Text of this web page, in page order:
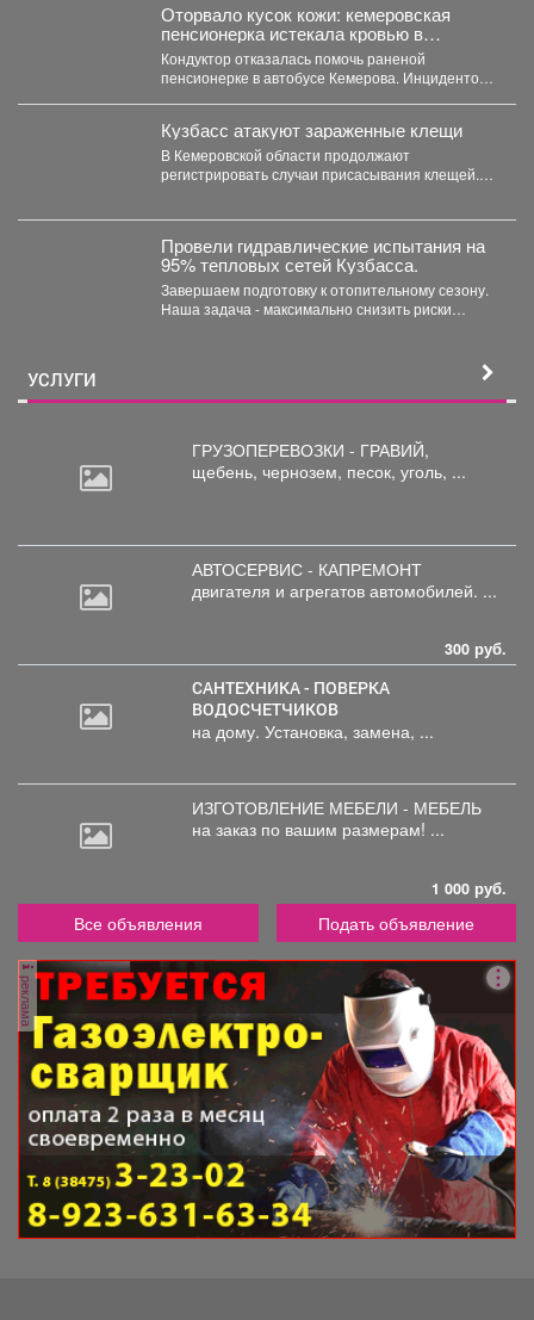
Оторвало кусок кожи: кемеровская
пенсионерка истекала кровью в
автобусе
Кондуктор отказалась помочь раненой
пенсионерке в автобусе Кемерова. Инцидентом
Кузбасс атакуют зараженные клещи
В Кемеровской области продолжают
регистрировать случаи присасывания клещей.
Провели гидравлические испытания на
95% тепловых сетей Кузбасса.
Завершаем подготовку к отопительному сезону.
Наша задача - максимально снизить риски
УСЛУГИ
ГРУЗОПЕРЕВОЗКИ - ГРАВИЙ,
щебень, чернозем, песок, уголь, ...
АВТОСЕРВИС - КАПРЕМОНТ
двигателя и агрегатов автомобилей. ...
300 руб.
САНТЕХНИКА - ПОВЕРКА
ВОДОСЧЕТЧИКОВ
на дому. Установка, замена, ...
ИЗГОТОВЛЕНИЕ МЕБЕЛИ - МЕБЕЛЬ
на заказ по вашим размерам! ...
1 000 руб.
Все объявления Подать объявление
реклама